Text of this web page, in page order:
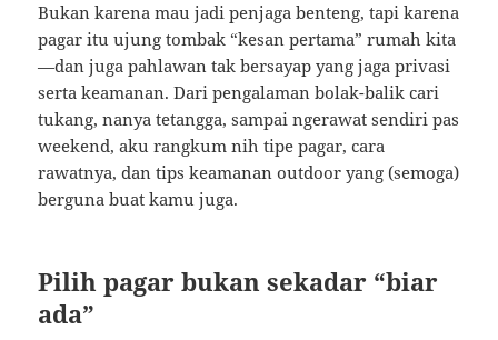
Bukan karena mau jadi penjaga benteng, tapi karena
pagar itu ujung tombak “kesan pertama” rumah kita
—dan juga pahlawan tak bersayap yang jaga privasi
serta keamanan. Dari pengalaman bolak-balik cari
tukang, nanya tetangga, sampai ngerawat sendiri pas
weekend, aku rangkum nih tipe pagar, cara
rawatnya, dan tips keamanan outdoor yang (semoga)
berguna buat kamu juga.
Pilih pagar bukan sekadar “biar
ada”